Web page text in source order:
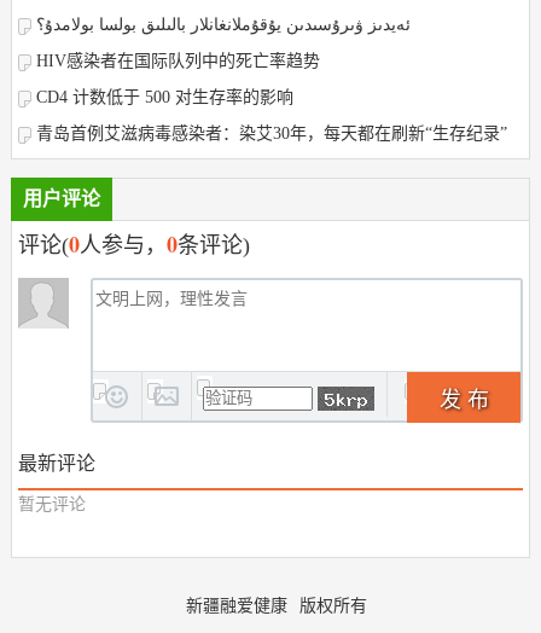
ئەيدىز ۋىرۇسىدىن يۇقۇملانغانلار بالىلىق بولسا بولامدۇ؟
HIV感染者在国际队列中的死亡率趋势
CD4 计数低于 500 对生存率的影响
青岛首例艾滋病毒感染者：染艾30年，每天都在刷新“生存纪录”
用户评论
评论(0人参与， 0条评论)
发 布
最新评论
暂无评论
新疆融爱健康 版权所有